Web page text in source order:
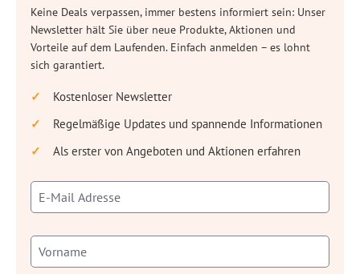
Keine Deals verpassen, immer bestens informiert sein: Unser
Newsletter hält Sie über neue Produkte, Aktionen und
Vorteile auf dem Laufenden. Einfach anmelden – es lohnt
sich garantiert.
Kostenloser Newsletter
Regelmäßige Updates und spannende Informationen
Als erster von Angeboten und Aktionen erfahren